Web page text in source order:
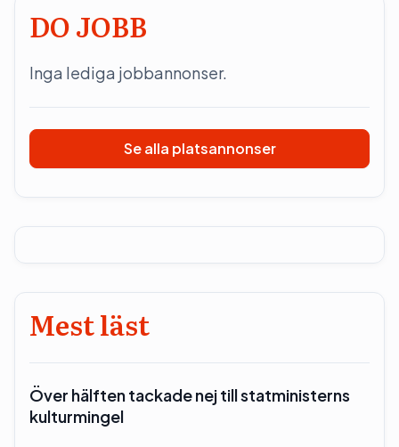
DO JOBB
Inga lediga jobbannonser.
Se alla platsannonser
Mest läst
Över hälften tackade nej till statministerns
kulturmingel